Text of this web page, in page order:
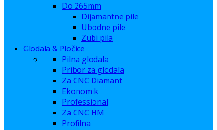
Do 265mm
Dijamantne pile
Ubodne pile
Zubi pila
Glodala & Pločice
Pilna glodala
Pribor za glodala
Za CNC Diamant
Ekonomik
Professional
Za CNC HM
Profilna